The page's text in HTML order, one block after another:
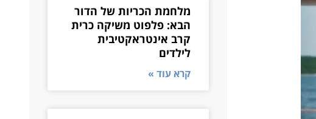
מלחמת הכריות של הדור
הבא: פלפוט משיקה כרית
קרב אינטראקטיבית
לילדים
קרא עוד »